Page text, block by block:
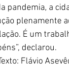
pandemia, a
plenamente
É um
declarou.
Flávio